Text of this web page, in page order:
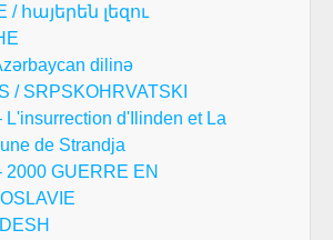
/ հայերեն լեզու
dilinə
/ SRPSKOHRVATSKI
L'insurrection d'Ilinden et La
de Strandja
2000 GUERRE EN